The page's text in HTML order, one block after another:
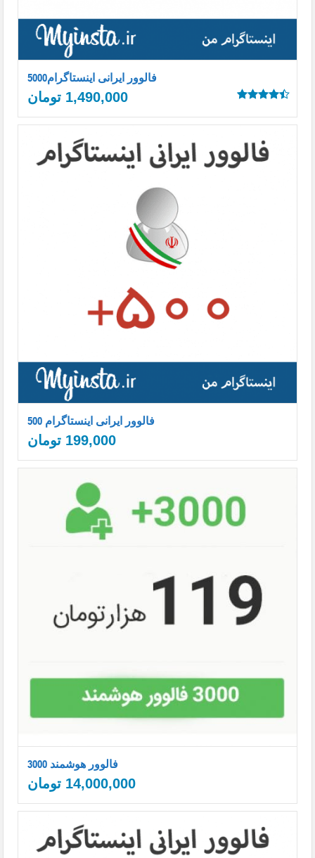
5000فالوور ایرانی اینستاگرام
1,490,000 تومان
4.50out
of 5
500 فالوور ایرانی اینستاگرام
199,000 تومان
3000 فالوور هوشمند
14,000,000 تومان